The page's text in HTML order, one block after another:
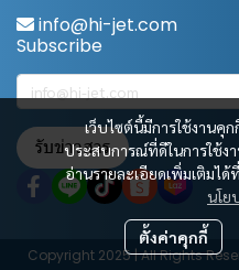
เว็บไซต์นี้มีการใช้งานคุ
ประสบการณ์ที่ดีในการใช้ง
อ่านรายละเอียดเพิ่มเติมได้ที่
นโย
ตั้งค่าคุกกี้
info@hi-jet.com
Subscribe
รับข่าวสาร
Copyright 2025 | All Rights